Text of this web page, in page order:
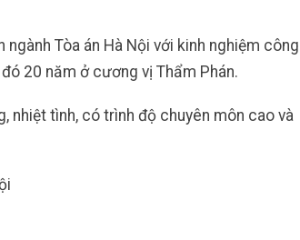
ngành Tòa án Hà Nội với kinh nghiệm công
20 năm ở cương vị Thẩm Phán.
nhiệt tình, có trình độ chuyên môn cao và